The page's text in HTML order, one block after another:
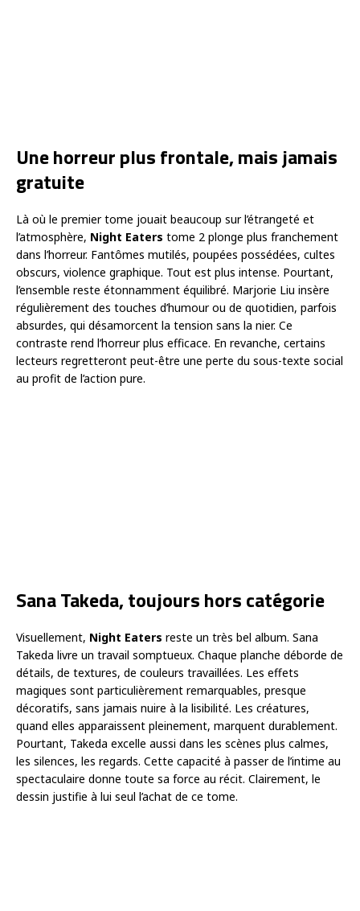
Une horreur plus frontale, mais jamais
gratuite
Là où le premier tome jouait beaucoup sur l’étrangeté et
l’atmosphère, Night Eaters tome 2 plonge plus franchement
dans l’horreur. Fantômes mutilés, poupées possédées, cultes
obscurs, violence graphique. Tout est plus intense. Pourtant,
l’ensemble reste étonnamment équilibré. Marjorie Liu insère
régulièrement des touches d’humour ou de quotidien, parfois
absurdes, qui désamorcent la tension sans la nier. Ce
contraste rend l’horreur plus efficace. En revanche, certains
lecteurs regretteront peut-être une perte du sous-texte social
au profit de l’action pure.
Sana Takeda, toujours hors catégorie
Visuellement, Night Eaters reste un très bel album. Sana
Takeda livre un travail somptueux. Chaque planche déborde de
détails, de textures, de couleurs travaillées. Les effets
magiques sont particulièrement remarquables, presque
décoratifs, sans jamais nuire à la lisibilité. Les créatures,
quand elles apparaissent pleinement, marquent durablement.
Pourtant, Takeda excelle aussi dans les scènes plus calmes,
les silences, les regards. Cette capacité à passer de l’intime au
spectaculaire donne toute sa force au récit. Clairement, le
dessin justifie à lui seul l’achat de ce tome.